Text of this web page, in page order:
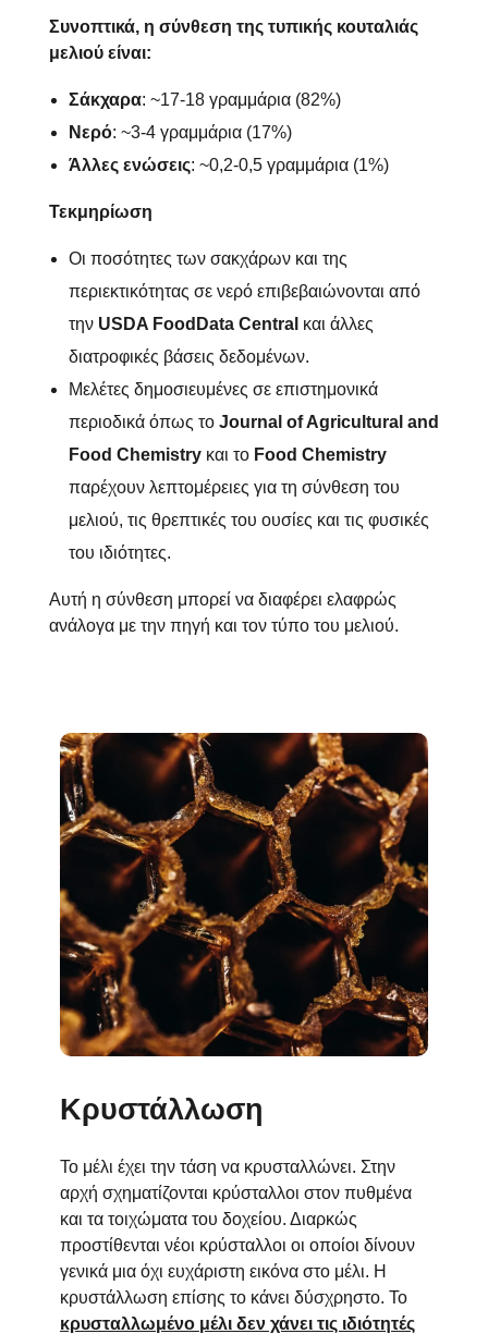
Συνοπτικά, η σύνθεση της τυπικής κουταλιάς
μελιού είναι:
Σάκχαρα: ~17-18 γραμμάρια (82%)
Νερό: ~3-4 γραμμάρια (17%)
Άλλες ενώσεις: ~0,2-0,5 γραμμάρια (1%)
Τεκμηρίωση
Οι ποσότητες των σακχάρων και της
περιεκτικότητας σε νερό επιβεβαιώνονται από
την USDA FoodData Central και άλλες
διατροφικές βάσεις δεδομένων.
Μελέτες δημοσιευμένες σε επιστημονικά
περιοδικά όπως το Journal of Agricultural and
Food Chemistryκαι το Food Chemistry
παρέχουν λεπτομέρειες για τη σύνθεση του
μελιού, τις θρεπτικές του ουσίες και τις φυσικές
του ιδιότητες.
Αυτή η σύνθεση μπορεί να διαφέρει ελαφρώς
ανάλογα με την πηγή και τον τύπο του μελιού.
Κρυστάλλωση
Το μέλι έχει την τάση να κρυσταλλώνει. Στην
αρχή σχηματίζονται κρύσταλλοι στον πυθμένα
και τα τοιχώματα του δοχείου. Διαρκώς
προστίθενται νέοι κρύσταλλοι οι οποίοι δίνουν
γενικά μια όχι ευχάριστη εικόνα στο μέλι. Η
κρυστάλλωση επίσης το κάνει δύσχρηστο. Το
κρυσταλλωμένο μέλι δεν χάνει τις ιδιότητές